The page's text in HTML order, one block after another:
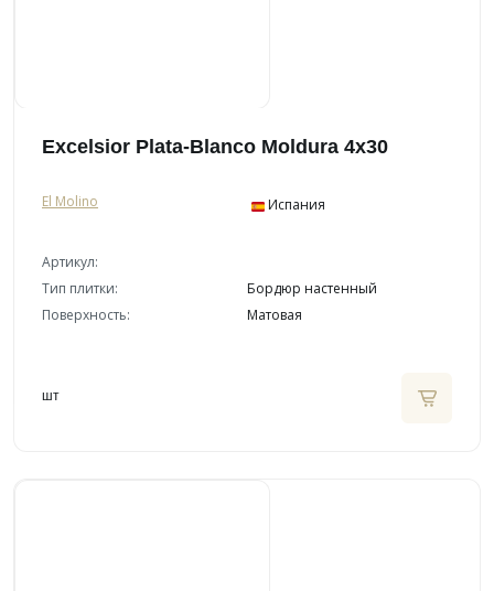
Excelsior Plata-Blanco Moldura 4x30
El Molino Испания
Артикул:
Тип плитки:
Бордюр настенный
Поверхность:
Матовая
шт